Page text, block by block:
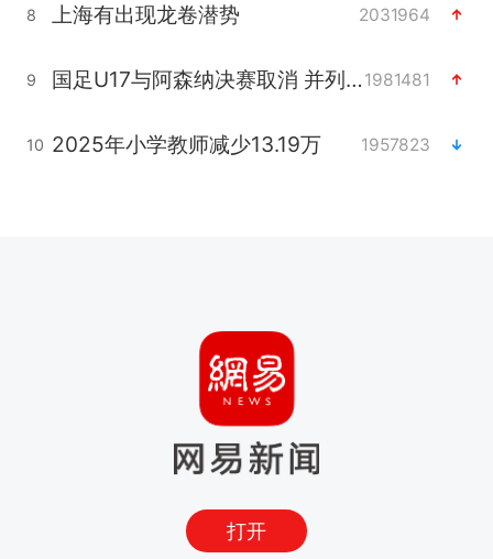
8 上海有出现龙卷潜势 2031964
9 国足U17与阿森纳决赛取消 并列冠军1981481
10 2025年小学教师减少13.19万 1957823
打开